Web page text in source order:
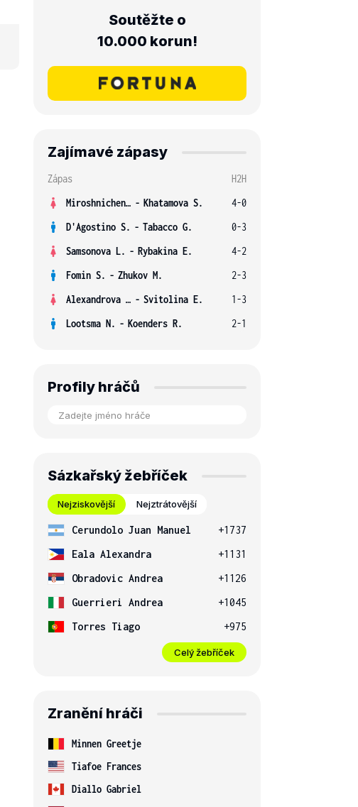
Soutěžte o
10.000 korun!
Zajímavé zápasy
Zápas
H2H
Miroshnichenko V. - Khatamova S.
4-0
D'Agostino S. - Tabacco G.
0-3
Samsonova L. - Rybakina E.
4-2
Fomin S. - Zhukov M.
2-3
Alexandrova E. - Svitolina E.
1-3
Lootsma N. - Koenders R. 2-1
Profily hráčů
Sázkařský žebříček
Nejziskovější Nejztrátovější
Cerundolo Juan Manuel
+1737
Eala Alexandra
+1131
Obradovic Andrea
+1126
Guerrieri Andrea
+1045
Torres Tiago
+975
Celý žebříček
Zranění hráči
Minnen Greetje
Tiafoe Frances
Diallo Gabriel